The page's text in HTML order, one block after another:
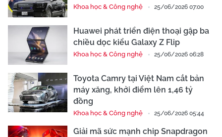
Khoa học & Công nghệ 25/06/2026 07:00
Huawei phát triển điện thoại gập ba
chiều dọc kiểu Galaxy Z Flip
Khoa học & Công nghệ 25/06/2026 06:28
Toyota Camry tại Việt Nam cắt bản
máy xăng, khởi điểm lên 1,46 tỷ
đồng
Khoa học & Công nghệ 25/06/2026 05:44
Giải mã sức mạnh chip Snapdragon